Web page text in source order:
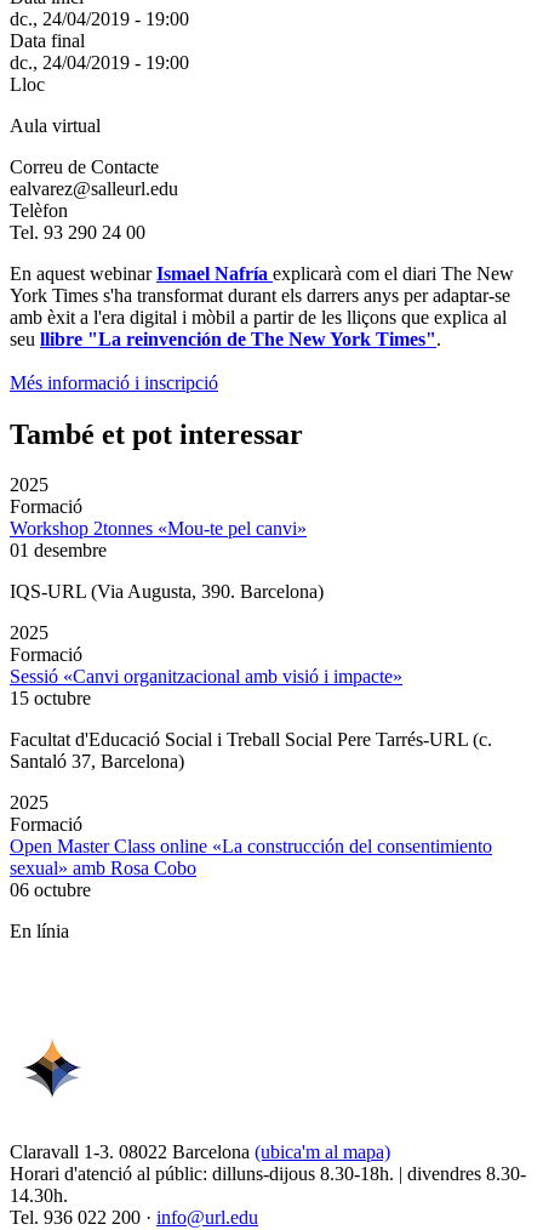
dc., 24/04/2019 - 19:00
Data final
dc., 24/04/2019 - 19:00
Lloc
Aula virtual
Correu de Contacte
ealvarez@salleurl.edu
Telèfon
Tel. 93 290 24 00
En aquest webinarIsmael Nafría explicarà com el diari The New
York Times s'ha transformat durant els darrers anys per adaptar-se
amb èxit a l'era digital i mòbil a partir de les lliçons que explica al
seu llibre "La reinvención de The New York Times".
Més informació i inscripció
També et pot interessar
2025
Formació
Workshop 2tonnes «Mou-te pel canvi»
01 desembre
IQS-URL (Via Augusta, 390. Barcelona)
2025
Formació
Sessió «Canvi organitzacional amb visió i impacte»
15 octubre
Facultat d'Educació Social i Treball Social Pere Tarrés-URL (c.
Santaló 37, Barcelona)
2025
Formació
Open Master Class online «La construcción del consentimiento
sexual» amb Rosa Cobo
06 octubre
En línia
Claravall 1-3. 08022 Barcelona (ubica'm al mapa)
Horari d'atenció al públic: dilluns-dijous 8.30-18h. | divendres 8.30-
14.30h.
Tel. 936 022 200 · info@url.edu